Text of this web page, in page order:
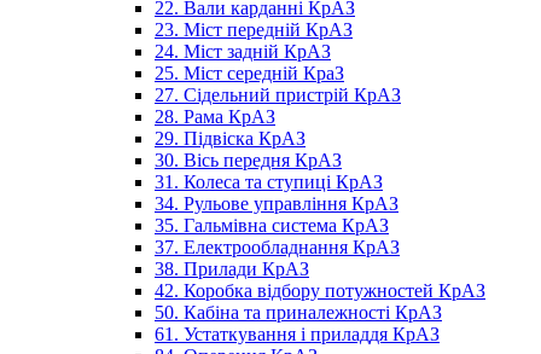
22. Вали карданні КрАЗ
23. Міст передній КрАЗ
24. Міст задній КрАЗ
25. Міст середній КраЗ
27. Сідельний пристрій КрАЗ
28. Рама КрАЗ
29. Підвіска КрАЗ
30. Вісь передня КрАЗ
31. Колеса та ступиці КрАЗ
34. Рульове управління КрАЗ
35. Гальмівна система КрАЗ
37. Електрообладнання КрАЗ
38. Прилади КрАЗ
42. Коробка відбору потужностей КрАЗ
50. Кабіна та приналежності КрАЗ
61. Устаткування і приладдя КрАЗ